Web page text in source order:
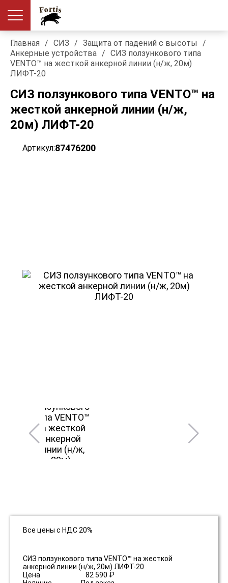
Главная / СИЗ / Защита от падений с высоты
/
Анкерные устройства / СИЗ ползункового типа
VENTO™ на жесткой анкерной линии (н/ж, 20м)
ЛИФТ-20
СИЗ ползункового типа VENTO™ на
жесткой анкерной линии (н/ж,
20м) ЛИФТ-20
Артикул:87476200
Все цены с НДС 20%
СИЗ ползункового типа VENTO™ на жесткой
анкерной линии (н/ж, 20м) ЛИФТ-20
Цена
82 590 ₽